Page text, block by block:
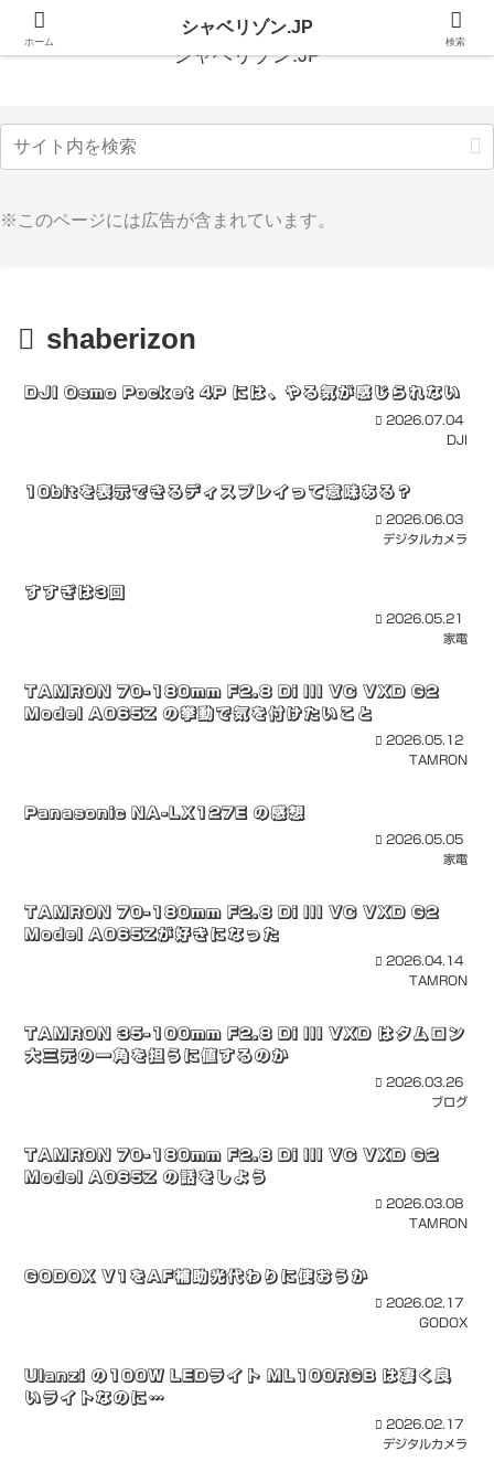
シャベリゾン.JP
※このページには広告が含まれています。
shaberizon
DJI Osmo Pocket 4P には、やる気が感じられない
2026.07.04
DJI
10bitを表示できるディスプレイって意味ある？
2026.06.03
デジタルカメラ
すすぎは3回
2026.05.21
家電
TAMRON 70-180mm F2.8 Di III VC VXD G2
Model A065Z の挙動で気を付けたいこと
2026.05.12
TAMRON
Panasonic NA-LX127E の感想
2026.05.05
家電
TAMRON 70-180mm F2.8 Di III VC VXD G2
Model A065Zが好きになった
2026.04.14
TAMRON
TAMRON 35-100mm F2.8 Di III VXD はタムロン
大三元の一角を担うに値するのか
2026.03.26
ブログ
TAMRON 70-180mm F2.8 Di III VC VXD G2
Model A065Z の話をしよう
2026.03.08
TAMRON
GODOX V1をAF補助光代わりに使おうか
2026.02.17
GODOX
Ulanzi の100W LEDライト ML100RGB は凄く良
いライトなのに…
2026.02.17
デジタルカメラ
ホーム
シャベリゾン.JP
検索